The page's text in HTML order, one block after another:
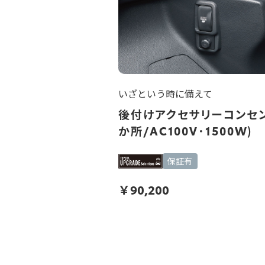
いざという時に備えて
後付けアクセサリーコンセ
か所/AC100V･1500W)
保証有
￥90,200